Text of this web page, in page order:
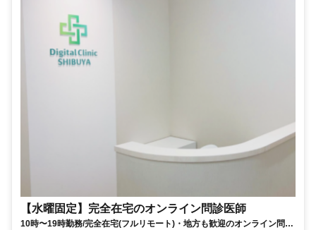
【水曜固定】完全在宅のオンライン問診医師
10時〜19時勤務/完全在宅(フルリモート)・地方も歓迎のオンライン問診